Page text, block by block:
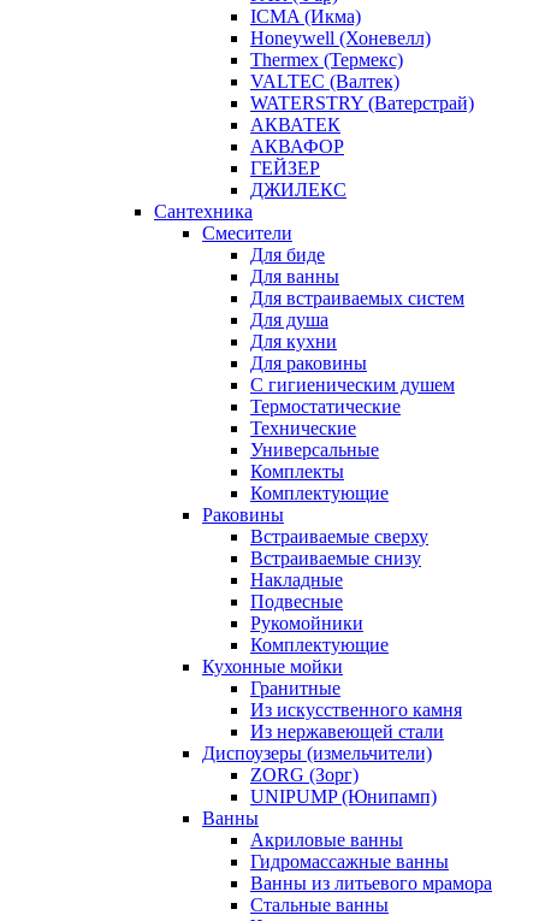
ICMA (Икма)
Honeywell (Хоневелл)
Thermex (Термекс)
VALTEC (Валтек)
WATERSTRY (Ватерстрай)
АКВАТЕК
АКВАФОР
ГЕЙЗЕР
ДЖИЛЕКС
Сантехника
Смесители
Для биде
Для ванны
Для встраиваемых систем
Для душа
Для кухни
Для раковины
С гигиеническим душем
Термостатические
Технические
Универсальные
Комплекты
Комплектующие
Раковины
Встраиваемые сверху
Встраиваемые снизу
Накладные
Подвесные
Рукомойники
Комплектующие
Кухонные мойки
Гранитные
Из искусственного камня
Из нержавеющей стали
Диспоузеры (измельчители)
ZORG (Зорг)
UNIPUMP (Юнипамп)
Ванны
Акриловые ванны
Гидромассажные ванны
Ванны из литьевого мрамора
Стальные ванны